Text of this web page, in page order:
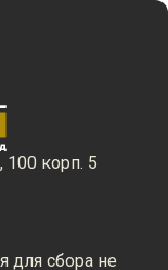
корп. 5
для сбора не